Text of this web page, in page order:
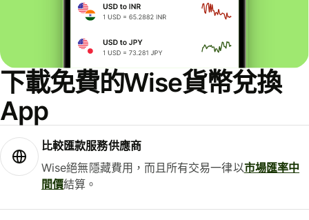
下載免費的Wise貨幣兌換
App
比較匯款服務供應商
Wise絕無隱藏費用，而且所有交易一律以市場匯率中
間價結算。